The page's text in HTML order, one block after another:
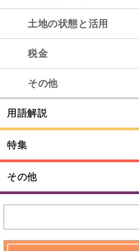
土地の状態と活用
税金
その他
用語解説
特集
その他